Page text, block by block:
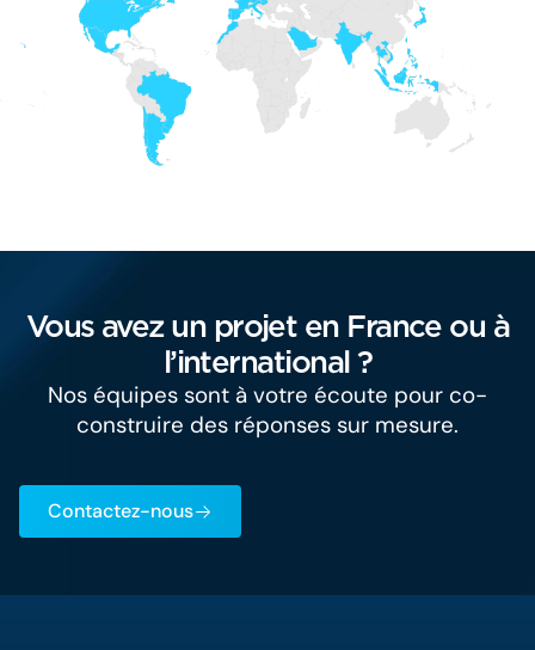
Vous avez un projet en France ou à
l’international ?
Nos équipes sont à votre écoute pour co-
construire des réponses sur mesure.
Contactez-nous